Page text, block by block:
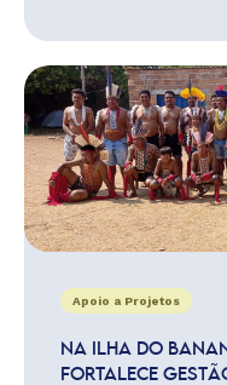
Apoio a Projetos
NA ILHA DO
FORTALECE